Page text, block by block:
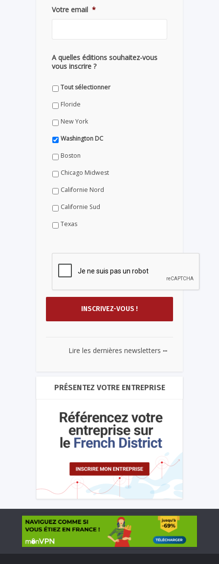
Votre email *
A quelles éditions souhaitez-vous
vous inscrire ?
Tout sélectionner
Floride
New York
Washington DC
Boston
Chicago Midwest
Californie Nord
Californie Sud
Texas
Lire les dernières newsletters ...
PRÉSENTEZ VOTRE ENTREPRISE